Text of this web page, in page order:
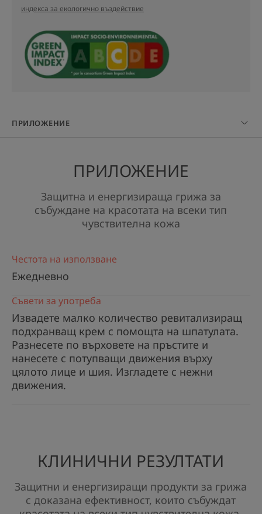
НЯКОЛКО ДУМИ ОТ НАШИЯ
ЕКСПЕРТ
кожа с успокояващи
Предимство
чувствителна кожа.
• ЗАЩИТАВА и обгръща кожата с нежен воал.
• РАЗКРИВА сияен тен с ефект на естествена
красота.
индекса за екологично въздействие
ПРИЛОЖЕНИЕ
ПРИЛОЖЕНИЕ
Защитна и енергизираща грижа за
събуждане на красотата на всеки тип
чувствителна кожа
Честота на използване
Ежедневно
Съвети за употреба
Извадете малко количество ревитализиращ
подхранващ крем с помощта на шпатулата.
Разнесете по върховете на пръстите и
нанесете с потупващи движения върху
цялото лице и шия. Изгладете с нежни
движения.
КЛИНИЧНИ РЕЗУЛТАТИ
Защитни и енергизиращи продукти за грижа
с доказана ефективност, които събуждат